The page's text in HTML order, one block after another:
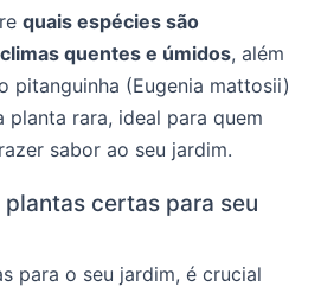
quais espécies são
quentes e úmidos, além
pitanguinha (Eugenia mattosii)
planta rara, ideal para quem
sabor ao seu jardim.
certas para seu
para o seu jardim, é crucial